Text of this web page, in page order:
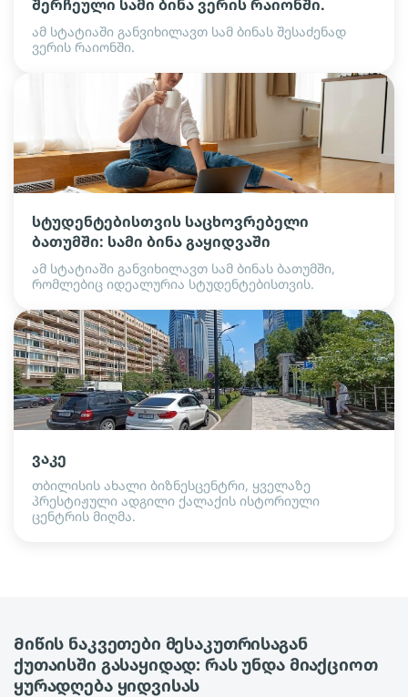
შერჩეული სამი ბინა ვერის რაიონში.
ამ სტატიაში განვიხილავთ სამ ბინას შესაძენად
ვერის რაიონში.
სტუდენტებისთვის საცხოვრებელი
ბათუმში: სამი ბინა გაყიდვაში
ამ სტატიაში განვიხილავთ სამ ბინას ბათუმში,
რომლებიც იდეალურია სტუდენტებისთვის.
ვაკე
თბილისის ახალი ბიზნესცენტრი, ყველაზე
პრესტიჟული ადგილი ქალაქის ისტორიული
ცენტრის მიღმა.
Მიწის ნაკვეთები მესაკუთრისაგან
ქუთაისში გასაყიდად: რას უნდა მიაქციოთ
ყურადღება ყიდვისას